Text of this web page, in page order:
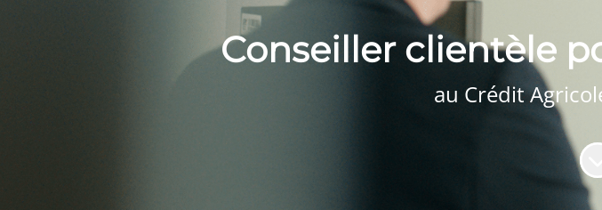
Conseiller clientèle
au Crédit